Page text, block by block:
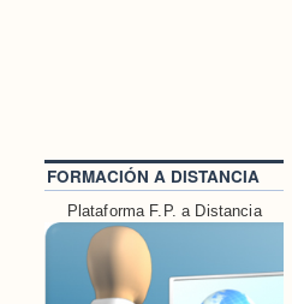
FORMACIÓN A DISTANCIA
Plataforma F.P. a Distancia